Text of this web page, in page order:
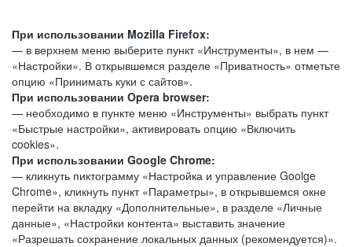
При использовании Mozilla Firefox:
— в верхнем меню выберите пункт «Инструменты», в нем —
«Настройки». В открывшемся разделе «Приватность» отметьте
опцию «Принимать куки с сайтов».
При использовании Opera browser:
— необходимо в пункте меню «Инструменты» выбрать пункт
«Быстрые настройки», активировать опцию «Включить
cookies».
При использовании Google Chrome:
— кликнуть пиктограмму «Настройка и управление Goolge
Chrome», кликнуть пункт «Параметры», в открывшемся окне
перейти на вкладку «Дополнительные», в разделе «Личные
данные», «Настройки контента» выставить значение
«Разрешать сохранение локальных данных (рекомендуется)».